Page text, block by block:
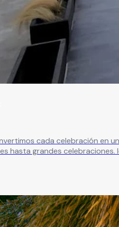
cada celebración en
cumpleaños, baby showers, fiestas infantiles y más, ofrece el espacio perfecto para